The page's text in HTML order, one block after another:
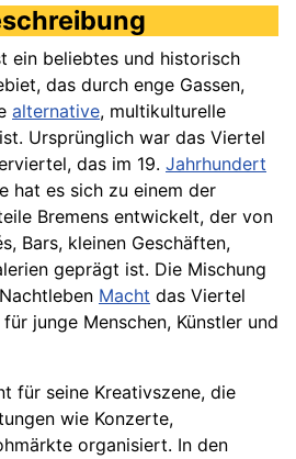
ein beliebtes und historisch
das durch enge Gassen,
alternative, multikulturelle
Ursprünglich war das Viertel
das im 19. Jahrhundert
hat es sich zu einem der
Bremens entwickelt, der von
Bars, kleinen Geschäften,
geprägt ist. Die Mischung
Macht das Viertel
junge Menschen, Künstler und
für seine Kreativszene, die
wie Konzerte,
organisiert. In den